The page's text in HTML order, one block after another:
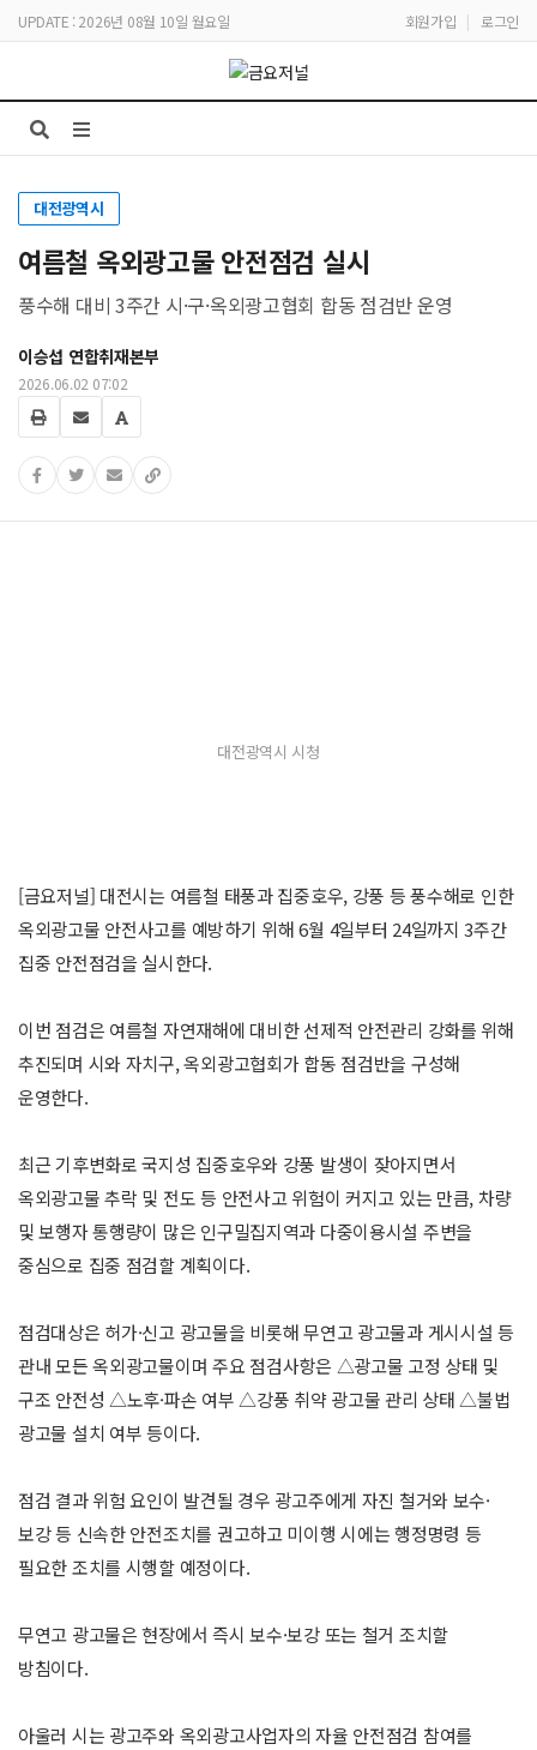
UPDATE : 2026년 08월 10일 월요일 회원가입 | 로그인
대전광역시
여름철 옥외광고물 안전점검 실시
풍수해 대비 3주간 시·구·옥외광고협회 합동 점검반 운영
이승섭 연합취재본부
2026.06.02 07:02
대전광역시 시청
[금요저널] 대전시는 여름철 태풍과 집중호우, 강풍 등 풍수해로 인한
옥외광고물 안전사고를 예방하기 위해 6월 4일부터 24일까지 3주간
집중 안전점검을 실시한다.
이번 점검은 여름철 자연재해에 대비한 선제적 안전관리 강화를 위해
추진되며 시와 자치구, 옥외광고협회가 합동 점검반을 구성해
운영한다.
최근 기후변화로 국지성 집중호우와 강풍 발생이 잦아지면서
옥외광고물 추락 및 전도 등 안전사고 위험이 커지고 있는 만큼, 차량
및 보행자 통행량이 많은 인구밀집지역과 다중이용시설 주변을
중심으로 집중 점검할 계획이다.
점검대상은 허가·신고 광고물을 비롯해 무연고 광고물과 게시시설 등
관내 모든 옥외광고물이며 주요 점검사항은 △광고물 고정 상태 및
구조 안전성 △노후·파손 여부 △강풍 취약 광고물 관리 상태 △불법
광고물 설치 여부 등이다.
점검 결과 위험 요인이 발견될 경우 광고주에게 자진 철거와 보수·
보강 등 신속한 안전조치를 권고하고 미이행 시에는 행정명령 등
필요한 조치를 시행할 예정이다.
무연고 광고물은 현장에서 즉시 보수·보강 또는 철거 조치할
방침이다.
아울러 시는 광고주와 옥외광고사업자의 자율 안전점검 참여를